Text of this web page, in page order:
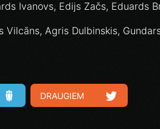
Ivanovs, Edijs Začs, Eduards
Vilcāns, Agris Dulbinskis,
DRAUGIEM